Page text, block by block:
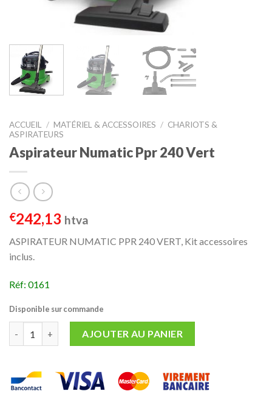
ACCUEIL / MATÉRIEL & ACCESSOIRES / CHARIOTS &
ASPIRATEURS
Aspirateur Numatic Ppr 240 Vert
€242,13 htva
ASPIRATEUR NUMATIC PPR 240 VERT, Kit accessoires
inclus.
Réf: 0161
Disponible sur commande
AJOUTER AU PANIER